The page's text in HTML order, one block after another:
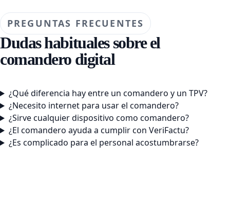
PREGUNTAS FRECUENTES
Dudas habituales sobre el
comandero digital
¿Qué diferencia hay entre un comandero y un TPV?
¿Necesito internet para usar el comandero?
¿Sirve cualquier dispositivo como comandero?
¿El comandero ayuda a cumplir con VeriFactu?
¿Es complicado para el personal acostumbrarse?